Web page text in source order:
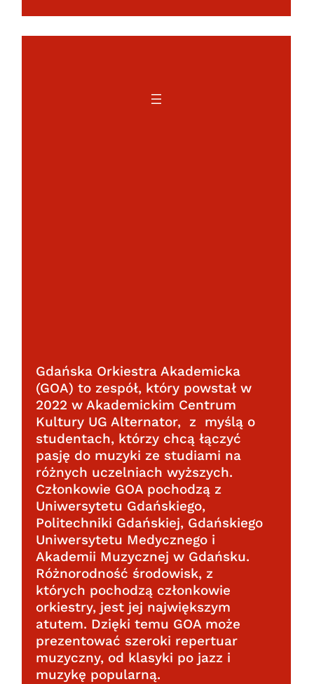
Gdańska Orkiestra Akademicka
(GOA) to zespół, który powstał w
2022 w Akademickim Centrum
Kultury UG Alternator, z myślą o
studentach, którzy chcą łączyć
pasję do muzyki ze studiami na
różnych uczelniach wyższych.
Członkowie GOA pochodzą z
Uniwersytetu Gdańskiego,
Politechniki Gdańskiej, Gdańskiego
Uniwersytetu Medycznego i
Akademii Muzycznej w Gdańsku.
Różnorodność środowisk, z
których pochodzą członkowie
orkiestry, jest jej największym
atutem. Dzięki temu GOA może
prezentować szeroki repertuar
muzyczny, od klasyki po jazz i
muzykę popularną.